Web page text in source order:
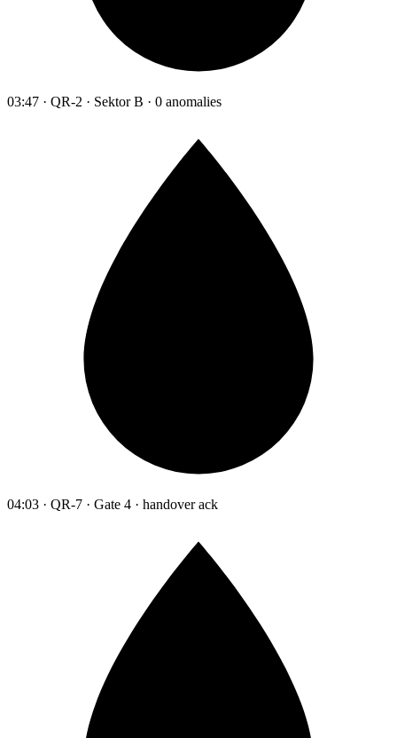
03:47 · QR-2 · Sektor B · 0 anomalies
04:03 · QR-7 · Gate 4 · handover ack